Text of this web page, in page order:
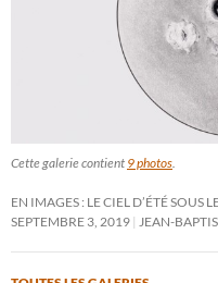
Cette galerie contient 9 photos
EN IMAGES : LE CIEL D’ÉTÉ SOUS
SEPTEMBRE 3, 2019
JEAN-